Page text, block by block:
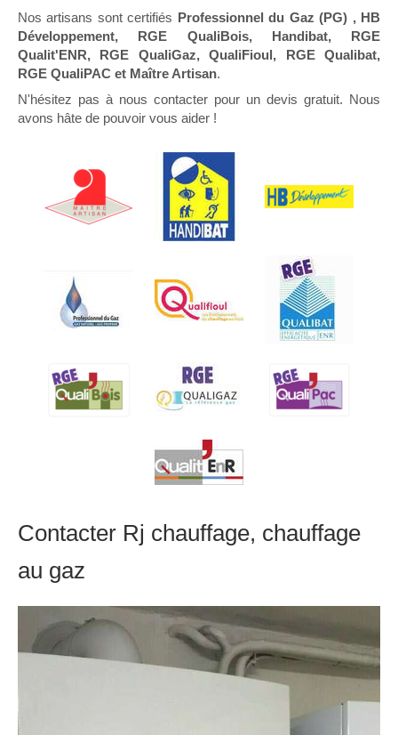
Nos artisans sont certifiés Professionnel du Gaz (PG) , HB
Développement, RGE QualiBois, Handibat, RGE
Qualit'ENR, RGE QualiGaz, QualiFioul, RGE Qualibat,
RGE QualiPAC et Maître Artisan.
N'hésitez pas à nous contacter pour un devis gratuit. Nous
avons hâte de pouvoir vous aider !
Contacter Rj chauffage, chauffage
au gaz